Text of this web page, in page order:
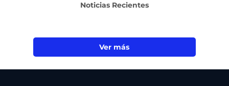
Noticias Recientes
Ver más